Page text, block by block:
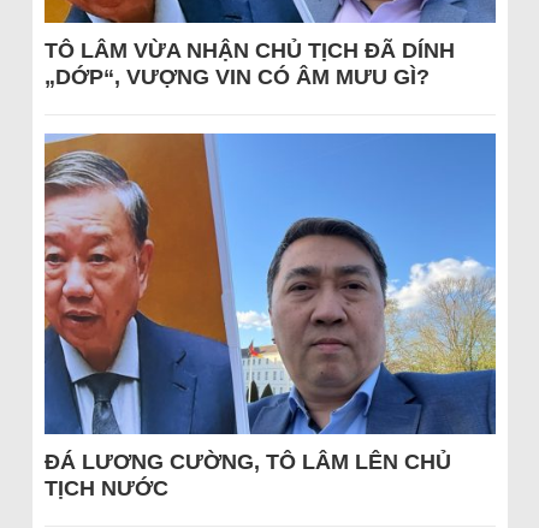
TÔ LÂM VỪA NHẬN CHỦ TỊCH ĐÃ DÍNH
„DỚP“, VƯỢNG VIN CÓ ÂM MƯU GÌ?
ĐÁ LƯƠNG CƯỜNG, TÔ LÂM LÊN CHỦ
TỊCH NƯỚC